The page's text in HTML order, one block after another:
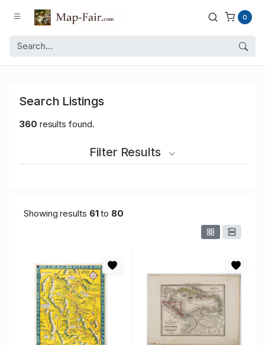
0
Search Listings
360 results found.
Filter Results
Showing results 61to 80